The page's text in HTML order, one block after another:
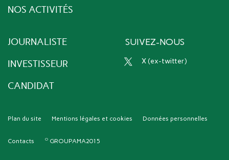
NOS ACTIVITÉS
JOURNALISTE
INVESTISSEUR
CANDIDAT
SUIVEZ-NOUS
x (ex-twitter)
Plan du site Mentions légales et cookies Données personnelles
Contacts GROUPAMA2015